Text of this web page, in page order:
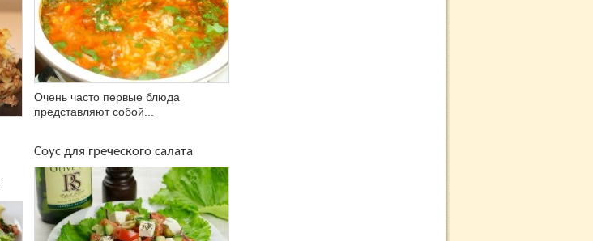
Очень часто первые блюда
представляют собой...
Соус для греческого салата